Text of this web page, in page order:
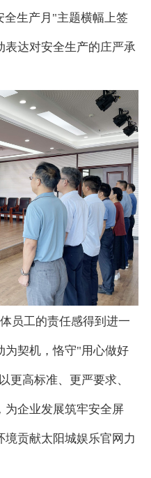
全生产月"主题横幅上签
表达对安全生产的庄严承
员工的责任感得到进一
为契机，恪守"用心做好
更高标准、更严要求、
为企业发展筑牢安全屏
贡献太阳城娱乐官网力